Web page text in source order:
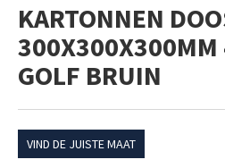
KARTONNEN
300X300X300MM
GOLF BRUIN
VIND DE JUISTE MAAT